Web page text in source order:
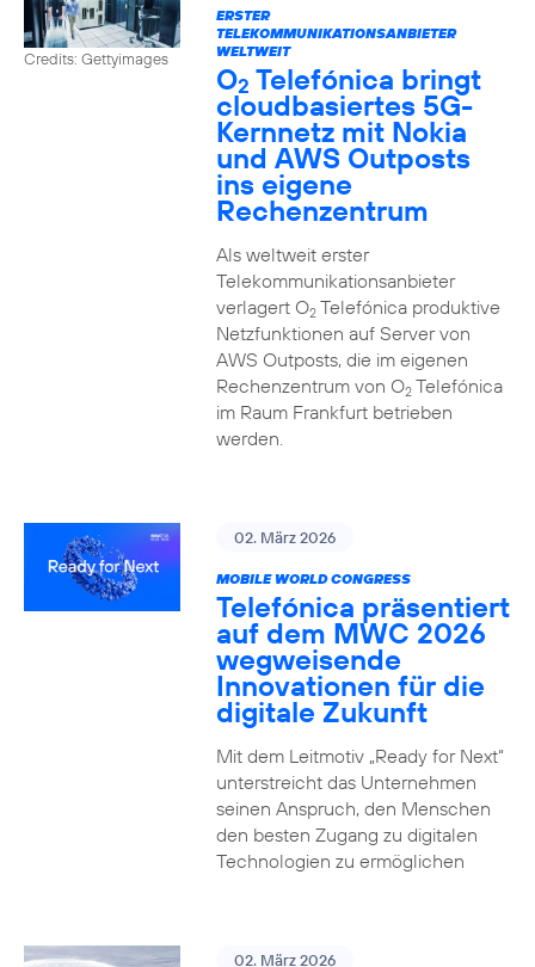
Credits: Gettyimages
ERSTER
TELEKOMMUNIKATIONSANBIETER
WELTWEIT
O2 Telefónica bringt
cloudbasiertes 5G-
Kernnetz mit Nokia
und AWS Outposts
ins eigene
Rechenzentrum
Als weltweit erster
Telekommunikationsanbieter
verlagert O2Telefónica produktive
Netzfunktionen auf Server von
AWS Outposts, die im eigenen
Rechenzentrum von O2Telefónica
im Raum Frankfurt betrieben
werden.
02. März 2026
MOBILE WORLD CONGRESS
Telefónica präsentiert
auf dem MWC 2026
wegweisende
Innovationen für die
digitale Zukunft
Mit dem Leitmotiv „Ready for Next“
unterstreicht das Unternehmen
seinen Anspruch, den Menschen
den besten Zugang zu digitalen
Technologien zu ermöglichen
02. März 2026